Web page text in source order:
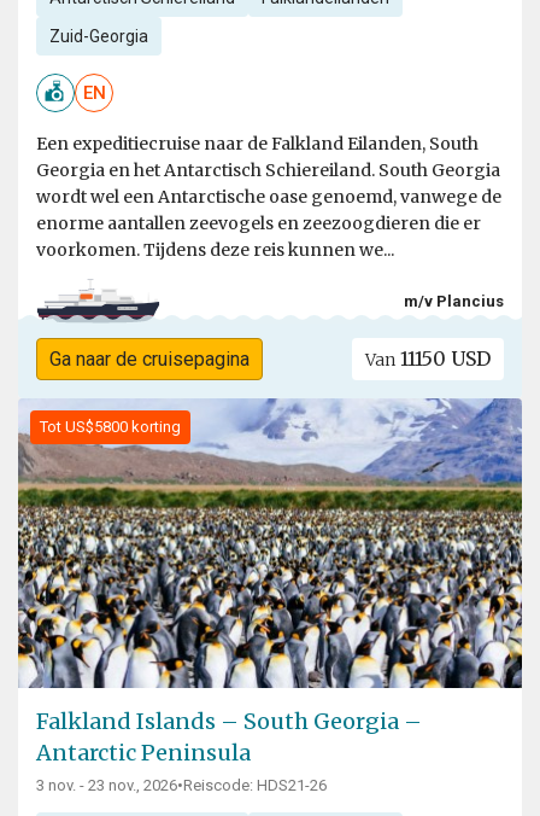
Zuid-Georgia
EN
Een expeditiecruise naar de Falkland Eilanden, South
Georgia en het Antarctisch Schiereiland. South Georgia
wordt wel een Antarctische oase genoemd, vanwege de
enorme aantallen zeevogels en zeezoogdieren die er
voorkomen. Tijdens deze reis kunnen we...
m/v Plancius
Ga naar de cruisepagina Van 11150 USD
Tot US$5800 korting
Falkland Islands – South Georgia –
Antarctic Peninsula
3 nov. - 23 nov., 2026•Reiscode: HDS21-26